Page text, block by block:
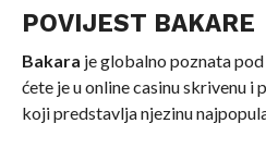
POVIJEST BAKARE
Bakara je globalno poznata
ćete je u online casinu skrivenu i
koji predstavlja njezinu